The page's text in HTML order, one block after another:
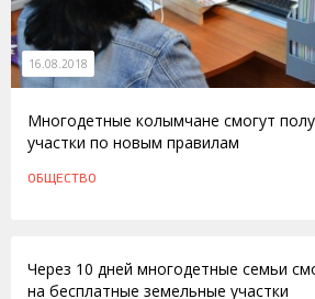
16.08.2018
Многодетные колымчане смогут
участки по новым правилам
ОБЩЕСТВО
Через 10 дней многодетные семьи
на бесплатные земельные участки